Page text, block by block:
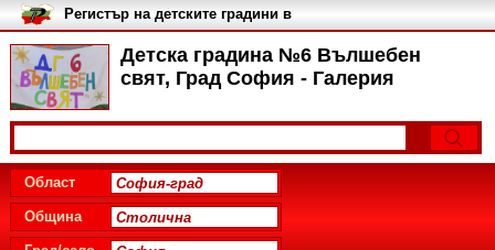
Детска градина №6 Вълшебен
свят, Град София - Галерия
Регистър на детските градини в
България
Област
Община